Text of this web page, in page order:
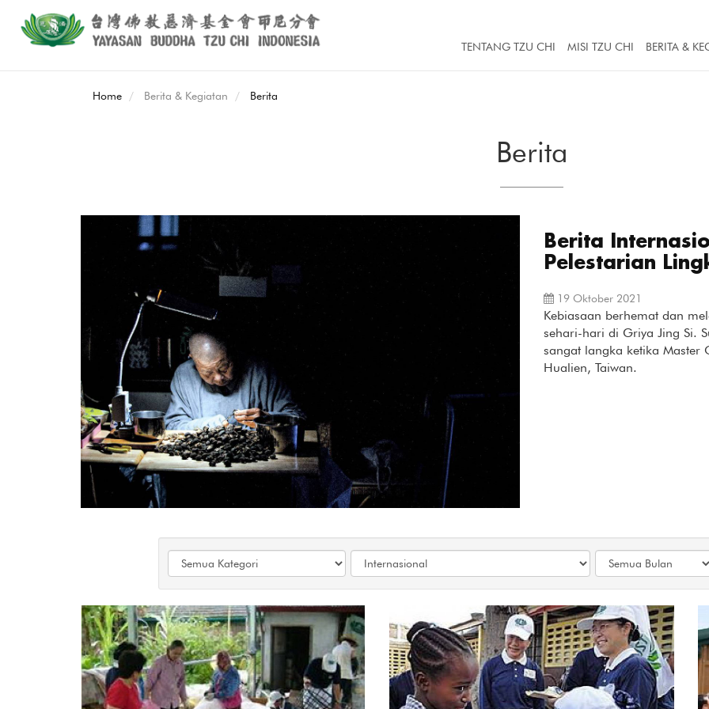
TENTANG TZU CHI MISI TZU CHI BERITA &
Home Berita & Kegiatan Berita
Berita
Berita
Pelestarian
19 Oktober 2021
Kebiasaan berhemat dan
sehari-hari di Griya Jing Si.
sangat langka ketika Master
Hualien, Taiwan.